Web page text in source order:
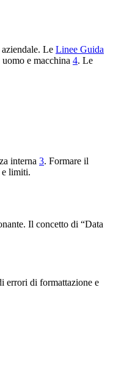
Le Linee Guida
e macchina 4. Le
interna 3. Formare il
e limiti.
Il concetto di “Data
errori di formattazione e